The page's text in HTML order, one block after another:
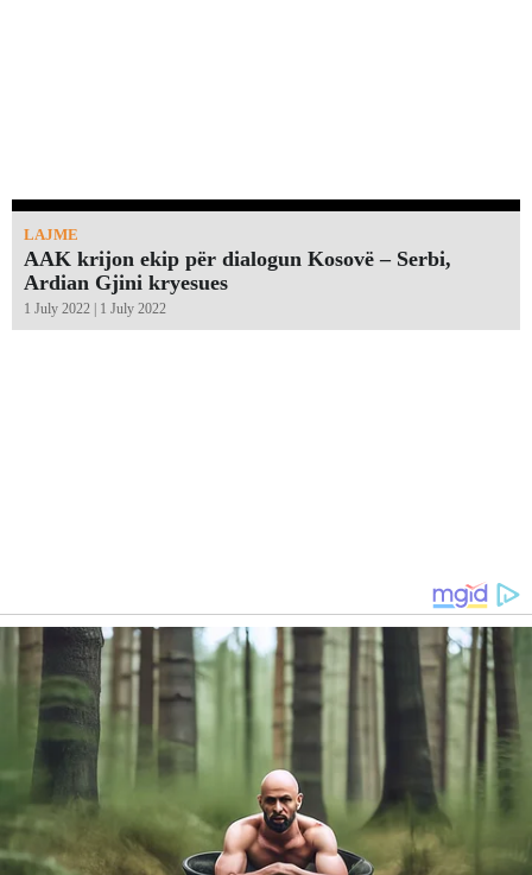
LAJME
AAK krijon ekip për dialogun Kosovë – Serbi,
Ardian Gjini kryesues
1 July 2022 | 1 July 2022